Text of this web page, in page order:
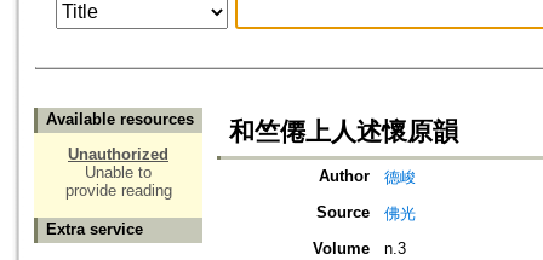
Available resources
Unauthorized
Unable to
provide reading
Extra service
和竺僊上人述懷原韻
Author
德峻
Source
佛光
Volume
n.3